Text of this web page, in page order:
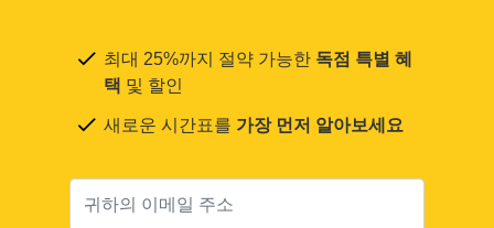
최대 25%까지 절약 가능한 독점 특별 혜
택 및 할인
새로운 시간표를 가장 먼저 알아보세요